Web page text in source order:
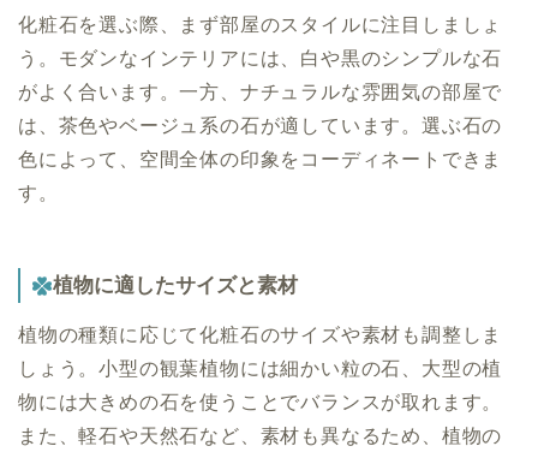
化粧石を選ぶ際、まず部屋のスタイルに注目しましょ
う。モダンなインテリアには、白や黒のシンプルな石
がよく合います。一方、ナチュラルな雰囲気の部屋で
は、茶色やベージュ系の石が適しています。選ぶ石の
色によって、空間全体の印象をコーディネートできま
す。
植物に適したサイズと素材
植物の種類に応じて化粧石のサイズや素材も調整しま
しょう。小型の観葉植物には細かい粒の石、大型の植
物には大きめの石を使うことでバランスが取れます。
また、軽石や天然石など、素材も異なるため、植物の